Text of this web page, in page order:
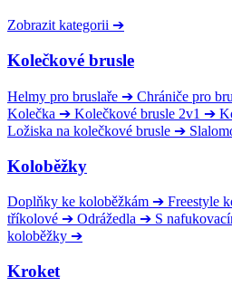
Zobrazit kategorii ➔
Kolečkové brusle
Helmy pro bruslaře ➔ Chrániče pro
Kolečka ➔ Kolečkové brusle 2v1 ➔
Ložiska na kolečkové brusle ➔
Koloběžky
Doplňky ke koloběžkám ➔ Freestyle
tříkolové ➔ Odrážedla ➔ S
koloběžky ➔
Kroket